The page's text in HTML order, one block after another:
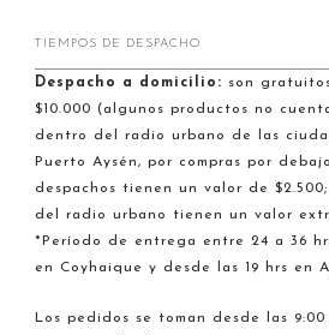
TIEMPOS DE DESPACHO
Despacho a domicilio: son
$10.000 (algunos productos no
dentro del radio urbano de las
Puerto Aysén, por compras por
despachos tienen un valor de
del radio urbano tienen un valor
*Período de entrega entre 24 a 36
en Coyhaique y desde las 19 hrs en
Los pedidos se toman desde las 9:00